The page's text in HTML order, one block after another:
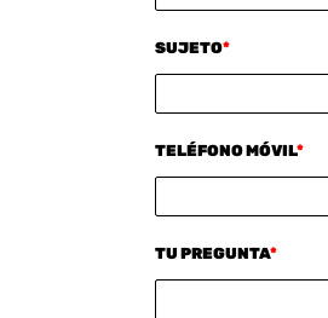
SUJETO*
TELÉFONO MÓVIL*
TU PREGUNTA*